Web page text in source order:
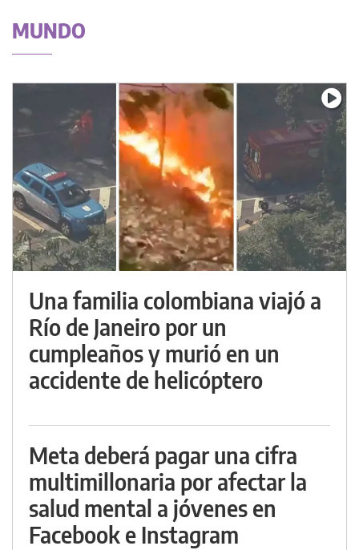
MUNDO
Una familia colombiana viajó a
Río de Janeiro por un
cumpleaños y murió en un
accidente de helicóptero
Meta deberá pagar una cifra
multimillonaria por afectar la
salud mental a jóvenes en
Facebook e Instagram